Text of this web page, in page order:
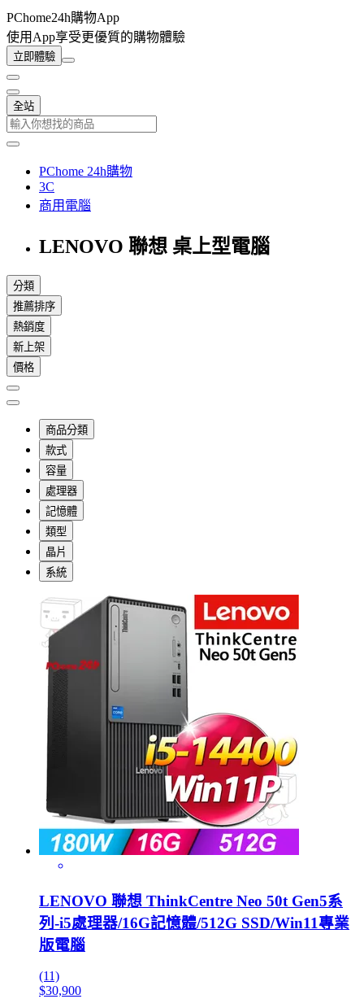
PChome24h購物App
使用App享受更優質的購物體驗
立即體驗
全站
PChome 24h購物
3C
商用電腦
LENOVO 聯想 桌上型電腦
分類
推薦排序
熱銷度
新上架
價格
商品分類
款式
容量
處理器
記憶體
類型
晶片
系統
LENOVO 聯想 ThinkCentre Neo 50t Gen5系
列-i5處理器/16G記憶體/512G SSD/Win11專業
版電腦
(11)
$30,900